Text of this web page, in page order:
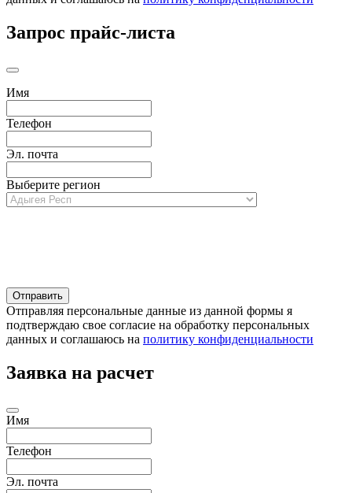
Запрос прайс-листа
Имя
Телефон
Эл. почта
Выберите регион
Отправляя персональные данные из данной формы я
подтверждаю свое согласие на обработку персональных
данных и соглашаюсь на политику конфиденциальности
Заявка на расчет
Имя
Телефон
Эл. почта